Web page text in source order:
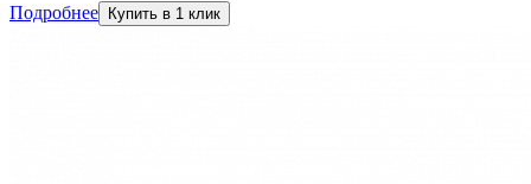
Подробнее Купить в 1 клик